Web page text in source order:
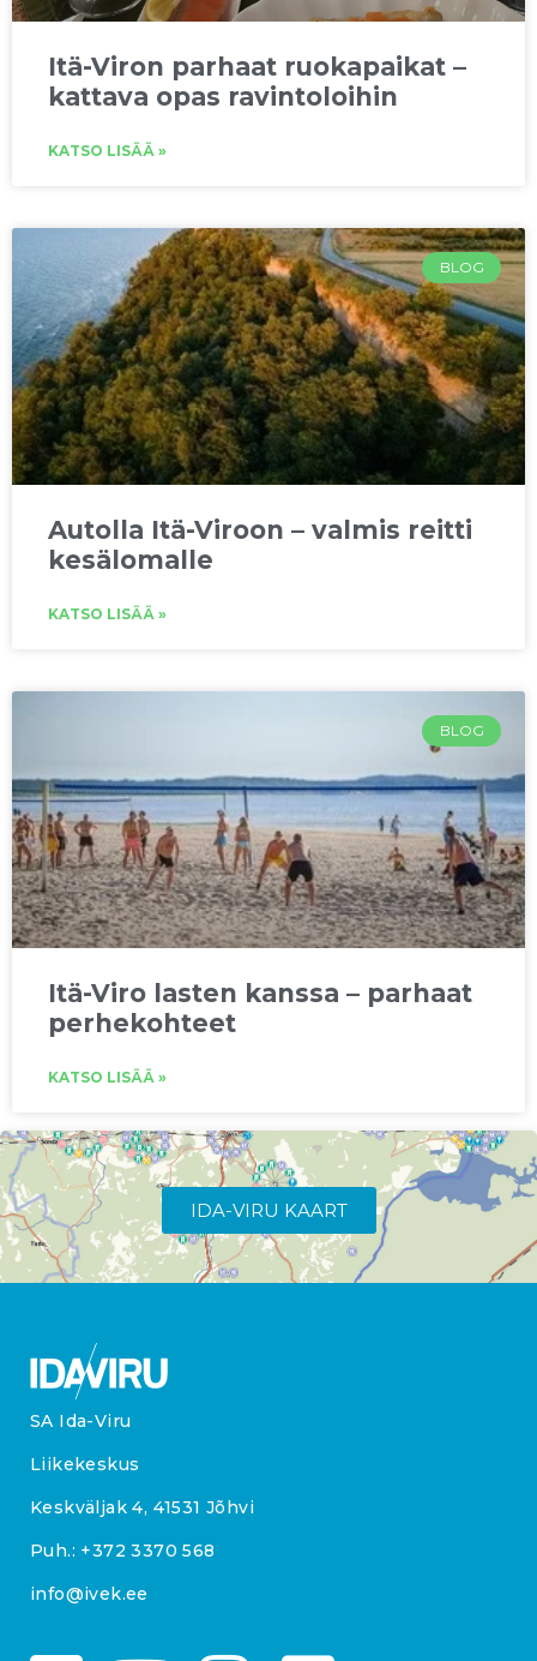
Itä-Viron parhaat ruokapaikat –
kattava opas ravintoloihin
KATSO LISÄÄ »
BLOG
Autolla Itä-Viroon – valmis reitti
kesälomalle
KATSO LISÄÄ »
BLOG
Itä-Viro lasten kanssa – parhaat
perhekohteet
KATSO LISÄÄ »
IDA-VIRU KAART
SA Ida-Viru
Liikekeskus
Keskväljak 4, 41531 Jõhvi
Puh.: +372 3370 568
info@ivek.ee